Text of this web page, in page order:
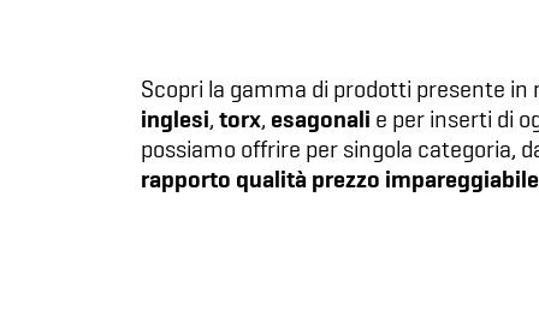
Scopri la gamma di prodotti presente in
inglesi, torx, esagonali e per inserti di
possiamo offrire per singola categoria,
rapporto qualità prezzo impareggiabile